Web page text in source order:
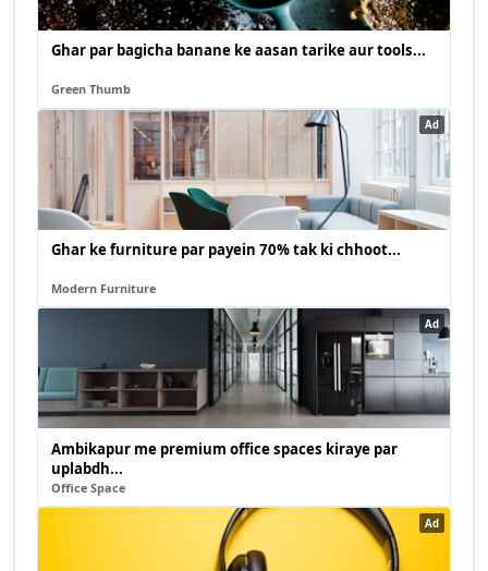
Ghar par bagicha banane ke aasan tarike aur tools...
Green Thumb
Ad
Ghar ke furniture par payein 70% tak ki chhoot...
Modern Furniture
Ad
Ambikapur me premium office spaces kiraye par
uplabdh...
Office Space
Ad